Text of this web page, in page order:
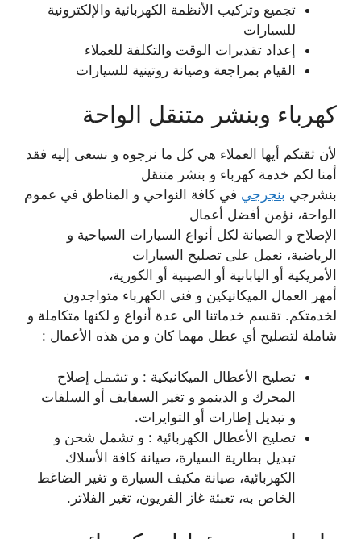
تجميع وتركيب الأنظمة الكهربائية والإلكترونية
للسيارات
إعداد تقديرات الوقت والتكلفة للعملاء
القيام بمراجعة وصيانة روتينية للسيارات
كهرباء وبنشر متنقل الواحة
لأن ثقتكم أيها العملاء هي كل ما نرجوه و نسعى إليه فقد
أمنا لكم خدمة كهرباء و بنشر متنقل
بنشرجي بنجرجي في كافة النواحي و المناطق في عموم
الواحة، نؤمن أفضل أعمال
الإصلاح و الصيانة لكل أنواع السيارات السياحية و
الرياضية، نعمل على تصليح السيارات
الأمريكية أو اليابانية أو الصينية أو الكورية،
أمهر العمال الميكانيكين و فني الكهرباء متواجدون
لخدمتكم. تقسم خدماتنا الى عدة أنواع و لكنها متكاملة و
شاملة لتصليح أي عطل مهما كان و من هذه الأعمال :
تصليح الأعطال الميكانيكية : و تشمل إصلاح
المحرك و الدينمو و تغير السفايف أو السلفات
و تبديل إطارات أو التوايرات.
تصليح الأعطال الكهربائية : و تشمل شحن و
تبديل بطارية السيارة، صيانة كافة الأسلاك
الكهربائية، صيانة مكيف السيارة و تغير الضاغط
الخاص به، تعبئة غاز الفريون، تغير الفلاتر.